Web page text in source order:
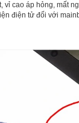
cao áp hỏng, mất
điện tử đối với